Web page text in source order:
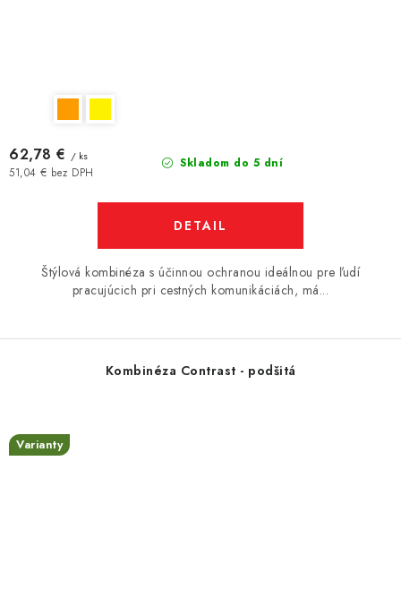
Skladom do 5 dní
51,04 € bez DPH
62,78 € / ks
DETAIL
Štýlová kombinéza s účinnou ochranou ideálnou pre ľudí
pracujúcich pri cestných komunikáciách, má...
Kombinéza Contrast - podšitá
Varianty